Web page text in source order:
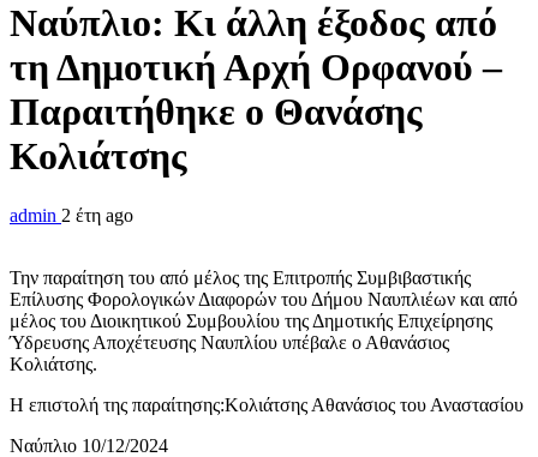
Ναύπλιο: Κι άλλη έξοδος από
τη Δημοτική Αρχή Ορφανού –
Παραιτήθηκε ο Θανάσης
Κολιάτσης
admin 2 έτη ago
Την παραίτηση του από μέλος της Επιτροπής Συμβιβαστικής
Επίλυσης Φορολογικών Διαφορών του Δήμου Ναυπλιέων και από
μέλος του Διοικητικού Συμβουλίου της Δημοτικής Επιχείρησης
Ύδρευσης Αποχέτευσης Ναυπλίου υπέβαλε ο Αθανάσιος
Κολιάτσης.
Η επιστολή της παραίτησης:Κολιάτσης Αθανάσιος του Αναστασίου
Ναύπλιο 10/12/2024